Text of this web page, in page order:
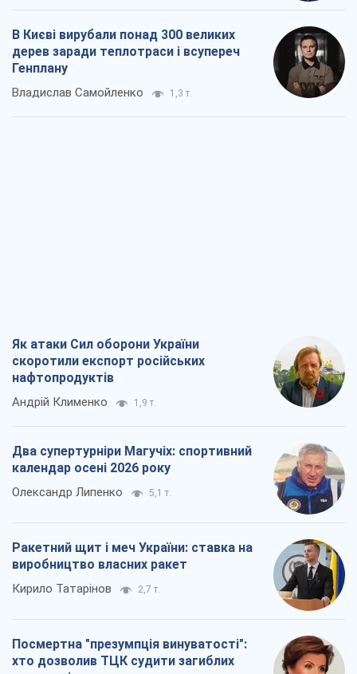
В Києві вирубали понад 300 великих
дерев заради теплотраси і всупереч
Генплану
Владислав Самойленко 1,3 т.
Як атаки Сил оборони України
скоротили експорт російських
нафтопродуктів
Андрій Клименко 1,9 т.
Два супертурніри Магучіх: спортивний
календар осені 2026 року
Олександр Липенко 5,1 т.
Ракетний щит і меч України: ставка на
виробництво власних ракет
Кирило Татарінов 2,7 т.
Посмертна "презумпція винуватості":
хто дозволив ТЦК судити загиблих